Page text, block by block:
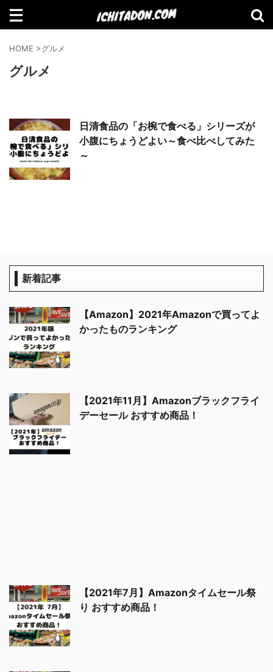
検索
【Amazon】2021年Amazonで買って
よかったものランキング
【2021年7月】Amazonタイムセール祭
り おすすめ商品！
HOME >グルメ
グルメ
日清食品の「お椀で食べる」シリーズが
小腹にちょうどよい～食べ比べしてみた
～
新着記事
【Amazon】2021年Amazonで買ってよ
かったものランキング
【2021年11月】Amazonブラックフライ
デーセール おすすめ商品！
【2021年7月】Amazonタイムセール祭
り おすすめ商品！